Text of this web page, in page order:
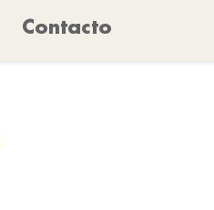
Contacto